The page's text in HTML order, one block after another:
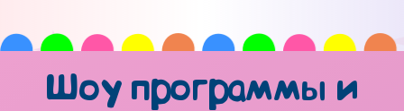
Шоу программы и